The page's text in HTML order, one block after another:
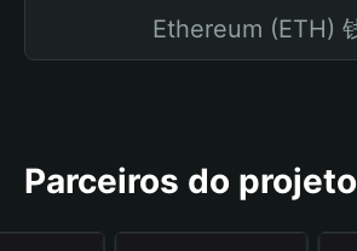
Ethereum (ETH)
Parceiros do projeto